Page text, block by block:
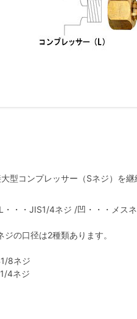
型コンプレッサー（Sネジ）を
・・JIS1/4ネジ /凹・・・メス
の口径は2種類あります。
8ネジ
4ネジ